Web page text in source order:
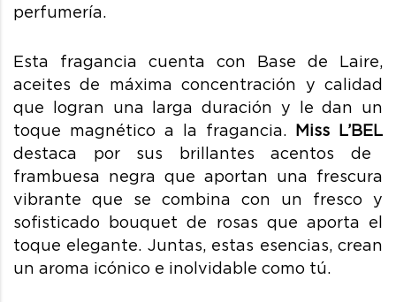
perfumería.
Esta fragancia cuenta con Base de Laire,
aceites de máxima concentración y calidad
que logran una larga duración y le dan un
toque magnético a la fragancia. Miss L’BEL
destaca por sus brillantes acentos de
frambuesa negra que aportan una frescura
vibrante que se combina con un fresco y
sofisticado bouquet de rosas que aporta el
toque elegante. Juntas, estas esencias, crean
un aroma icónico e inolvidable como tú.